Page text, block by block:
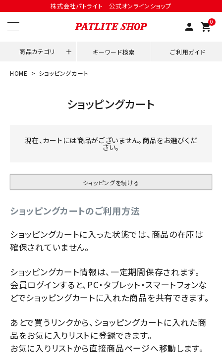
株式会社パトライト 公式オンラインショップ
person 0
shopping_cart
商品カテゴリ キーワード検索 ご利用ガイド
会員登録
用途別改善アイデア
積層信号灯
回転灯
流線型
表示灯
光音一体型
音/音声
HOME ショッピングカート
ショッピングカート
現在、カートには商品がございません。商品をお選びくだ
さい。
ショッピングを続ける
ショッピングカートのご利用方法
ショッピングカートに入った状態では、商品の在庫は
確保されていません。
ショッピングカート情報は、一定期間保存されます。
会員ログインすると、PC・タブレット・スマートフォンな
どでショッピングカートに入れた商品を共有できます。
あとで買うリンクから、ショッピングカートに入れた商
品をお気に入りリストに登録できます。
お気に入りリストから直接商品ページへ移動します。